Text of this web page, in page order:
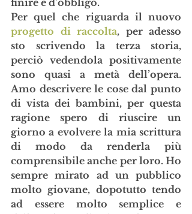
progetto di raccolta, per adesso
sto scrivendo la terza storia,
perciò vedendola positivamente
sono quasi a metà dell’opera.
Amo descrivere le cose dal punto
di vista dei bambini, per questa
ragione spero di riuscire un
giorno a evolvere la mia scrittura
di modo da renderla più
comprensibile anche per loro. Ho
sempre mirato ad un pubblico
molto giovane, dopotutto tendo
ad essere molto semplice e